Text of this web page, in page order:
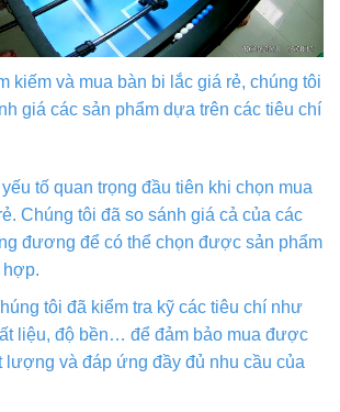
kiếm và mua bàn bi lắc giá rẻ, chúng tôi
giá các sản phẩm dựa trên các tiêu chí
tố quan trọng đầu tiên khi chọn mua
Chúng tôi đã so sánh giá cả của các
đương để có thể chọn được sản phẩm
hợp.
tôi đã kiểm tra kỹ các tiêu chí như
liệu, độ bền… để đảm bảo mua được
lượng và đáp ứng đầy đủ nhu cầu của